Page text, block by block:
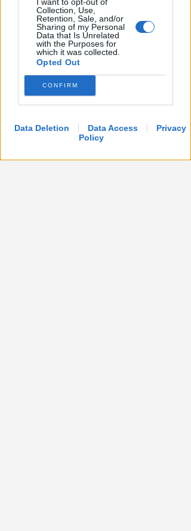
Collection, Use,
Retention, Sale, and/or
Sharing of my Personal
Data that Is Unrelated
with the Purposes for
which it was collected.
Opted Out
CONFIRM
Data Deletion Data Access
Privacy
Policy
LUNEDÌ 10 AGOSTO
Processo alla Repubblica
Italiana: ha mantenuto le sue
promesse?
Redazione